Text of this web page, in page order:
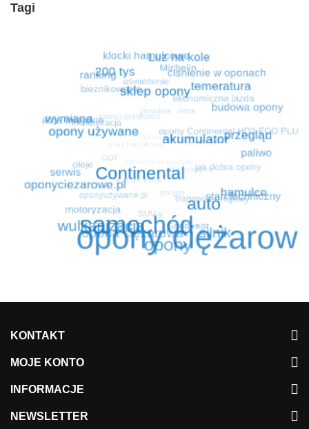
Tagi
KONTAKT
MOJE KONTO
INFORMACJE
NEWSLETTER